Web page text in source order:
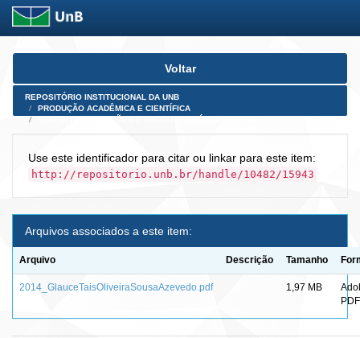
Skip
Voltar
REPOSITÓRIO INSTITUCIONAL DA UNB
PRODUÇÃO ACADÊMICA E CIENTÍFICA
Use este identificador para citar ou linkar para este item:
http://repositorio.unb.br/handle/10482/15943
Arquivos associados a este item:
Arquivo Descrição Tamanho
2014_GlauceTaisOliveiraSousaAzevedo.pdf 1,97 MB
PDF